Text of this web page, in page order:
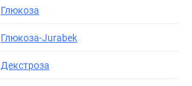
Глюкоза
Глюкоза-Jurabek
Декстроза